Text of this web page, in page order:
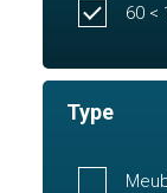
60 <
Type